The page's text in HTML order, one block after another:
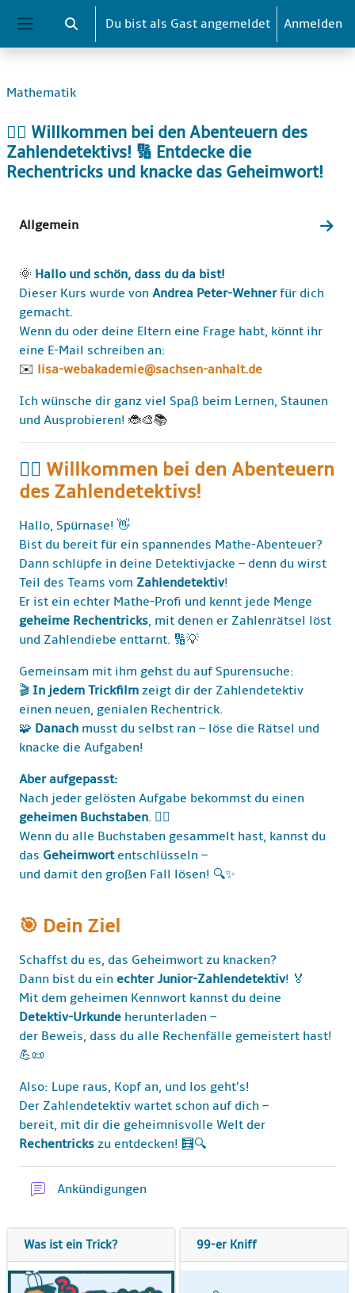
Zum Hauptinhalt
Website-Übersicht
Sucheingabe umschalten
Du bist als Gast angemeldet Anmelden
Mathematik
🕵️‍♂️ Willkommen bei den Abenteuern des
Zahlendetektivs! 🔢 Entdecke die
Rechentricks und knacke das Geheimwort!
Allgemein
🌞 Hallo und schön, dass du da bist!
Dieser Kurs wurde von Andrea Peter-Wehnerfür dich
gemacht.
Wenn du oder deine Eltern eine Frage habt, könnt ihr
eine E-Mail schreiben an:
✉️ lisa-webakademie@sachsen-anhalt.de
Ich wünsche dir ganz viel Spaß beim Lernen, Staunen
und Ausprobieren! 🐞🎨📚
🕵️‍♂️ Willkommen bei den Abenteuern
des Zahlendetektivs!
Hallo, Spürnase! 👋
Bist du bereit für ein spannendes Mathe-Abenteuer?
Dann schlüpfe in deine Detektivjacke – denn du wirst
Teil des Teams vom Zahlendetektiv!
Er ist ein echter Mathe-Profi und kennt jede Menge
geheime Rechentricks, mit denen er Zahlenrätsel löst
und Zahlendiebe enttarnt. 🔢💡
Gemeinsam mit ihm gehst du auf Spurensuche:
🎬 In jedem Trickfilm zeigt dir der Zahlendetektiv
einen neuen, genialen Rechentrick.
🧩 Danach musst du selbst ran – löse die Rätsel und
knacke die Aufgaben!
Aber aufgepasst:
Nach jeder gelösten Aufgabe bekommst du einen
geheimen Buchstaben. 🕵️‍♀️
Wenn du alle Buchstaben gesammelt hast, kannst du
das Geheimwortentschlüsseln –
und damit den großen Fall lösen! 🔍✨
🎯 Dein Ziel
Schaffst du es, das Geheimwort zu knacken?
Dann bist du ein echter Junior-Zahlendetektiv! 🏅
Mit dem geheimen Kennwort kannst du deine
Detektiv-Urkunde herunterladen –
der Beweis, dass du alle Rechenfälle gemeistert hast!
💪📜
Also: Lupe raus, Kopf an, und los geht’s!
Der Zahlendetektiv wartet schon auf dich –
bereit, mit dir die geheimnisvolle Welt der
Rechentricks zu entdecken! 🧮🔍
Ankündigungen
Was ist ein Trick? 99-er Kniff